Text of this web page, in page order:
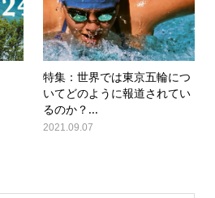
特集：世界では東京五輪につ
いてどのように報道されてい
るのか？...
2021.09.07